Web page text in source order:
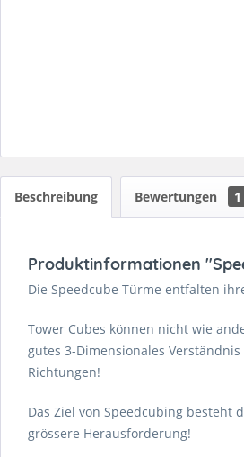
Beschreibung Bewertungen 1
Produktinformationen
Die Speedcube Türme entfalten
Tower Cubes können nicht wie
gutes 3-Dimensionales
Richtungen!
Das Ziel von Speedcubing besteht
grössere Herausforderung!